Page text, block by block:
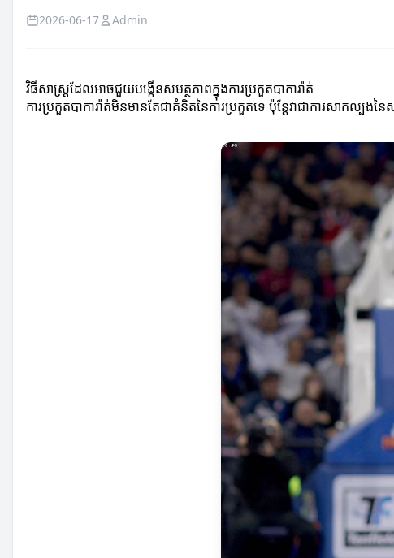
2026-06-17 Admin
វិធីសាស្ត្រដែលអាចជួយបង្កើនសមត្ថភាពក្នុងការប្រកួតបាការ៉ាត់
ការប្រកួតបាការ៉ាត់មិនមានតែជាគំនិតនៃការប្រកួតទេ ប៉ុន្តែវាជាការសាកល្បង